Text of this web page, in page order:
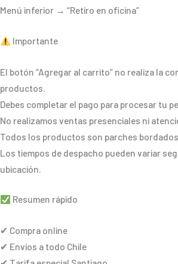
Menú inferior → “Retiro en oficina”
Importante
El botón “Agregar al carrito” no realiza la
productos.
Debes completar el pago para procesar tu
No realizamos ventas presenciales ni
Todos los productos son parches
Los tiempos de despacho pueden variar
ubicación.
Resumen rápido
✔ Compra online
✔ Envíos a todo Chile